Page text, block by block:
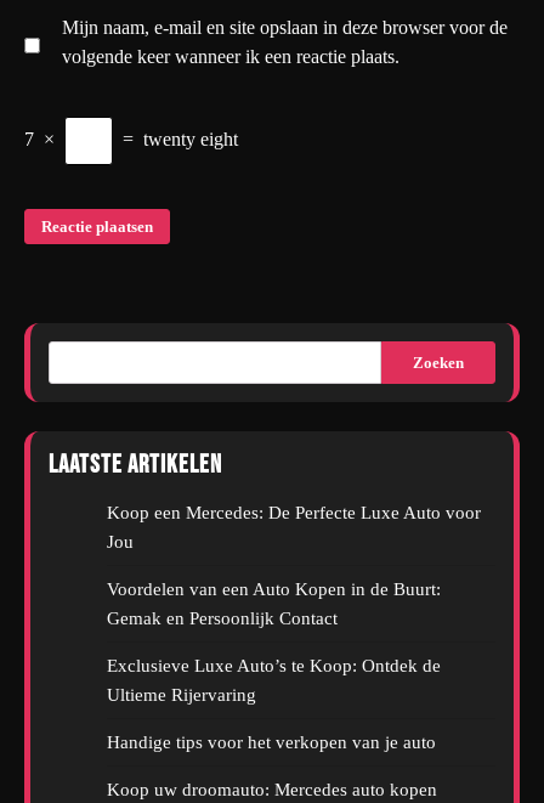
Mijn naam, e-mail en site opslaan in deze browser voor de
volgende keer wanneer ik een reactie plaats.
7 × = twenty eight
Zoeken
Laatste artikelen
Koop een Mercedes: De Perfecte Luxe Auto voor
Jou
Voordelen van een Auto Kopen in de Buurt:
Gemak en Persoonlijk Contact
Exclusieve Luxe Auto’s te Koop: Ontdek de
Ultieme Rijervaring
Handige tips voor het verkopen van je auto
Koop uw droomauto: Mercedes auto kopen